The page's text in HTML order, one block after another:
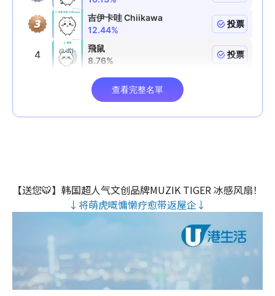
【送您🐯】韩国超人气文创品牌MUZIK TIGER 冰感风扇！
↓将萌虎嘅慵懒疗愈带返屋企↓